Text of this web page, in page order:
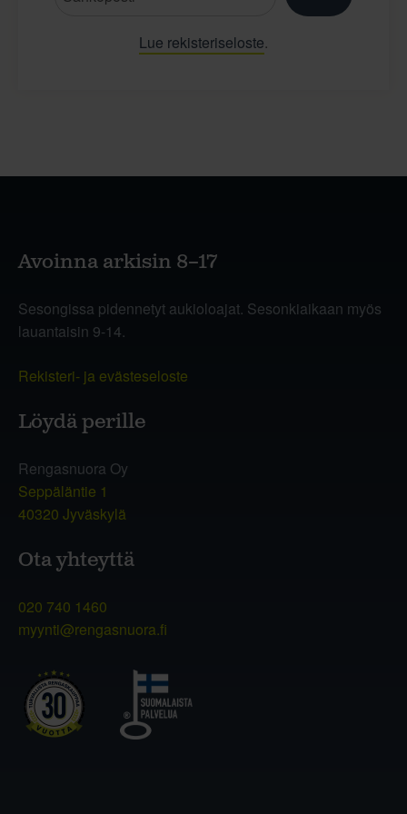
Lue rekisteriseloste.
Avoinna arkisin 8–17
Sesongissa pidennetyt aukioloajat. Sesonkiaikaan myös
lauantaisin 9-14.
Rekisteri- ja evästeseloste
Löydä perille
Rengasnuora Oy
Seppäläntie 1
40320 Jyväskylä
Ota yhteyttä
020 740 1460
myynti@rengasnuora.fi